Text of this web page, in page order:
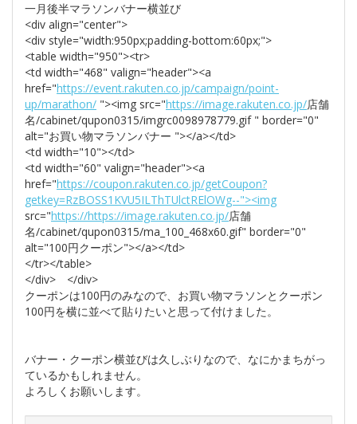
一月後半マラソンバナー横並び
<div align="center">
<div style="width:950px;padding-bottom:60px;">
<table width="950"><tr>
<td width="468" valign="header"><a
href="https://event.rakuten.co.jp/campaign/point-
up/marathon/ "><img src="https://image.rakuten.co.jp/店舗
名/cabinet/qupon0315/imgrc0098978779.gif " border="0"
alt="お買い物マラソンバナー "></a></td>
<td width="10"></td>
<td width="60" valign="header"><a
href="https://coupon.rakuten.co.jp/getCoupon?
getkey=RzBOSS1KVU5ILThTUlctRElOWg--"><img
src="https://https://image.rakuten.co.jp/店舗
名/cabinet/qupon0315/ma_100_468x60.gif" border="0"
alt="100円クーポン"></a></td>
</tr></table>
</div> </div>
クーポンは100円のみなので、お買い物マラソンとクーポン
100円を横に並べて貼りたいと思って付けました。
バナー・クーポン横並びは久しぶりなので、なにかまちがっ
ているかもしれません。
よろしくお願いします。